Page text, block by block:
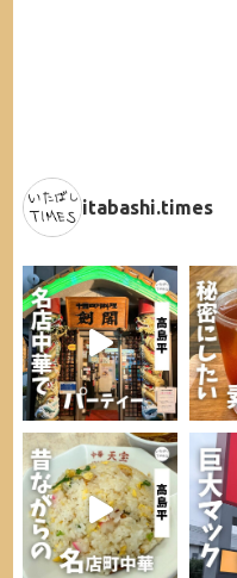
itabashi.times